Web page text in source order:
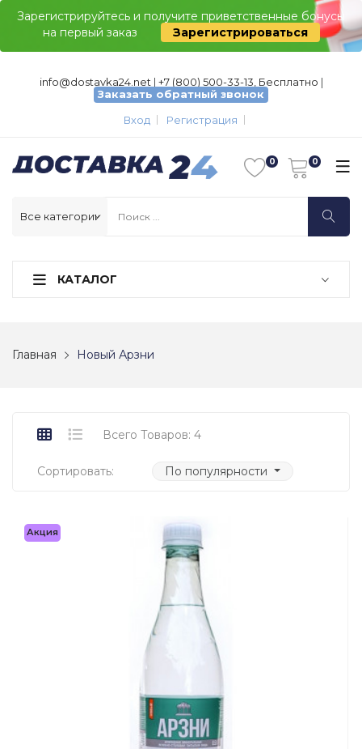
Зарегистрируйтесь и получите приветственные бонусы
на первый заказ
Зарегистрироваться
info@dostavka24.net | +7 (800) 500-33-13, Бесплатно |
Заказать обратный звонок
Вход
Регистрация
КАТАЛОГ
Главная Новый Арзни
Всего Товаров: 4
Сортировать: По популярности
Акция